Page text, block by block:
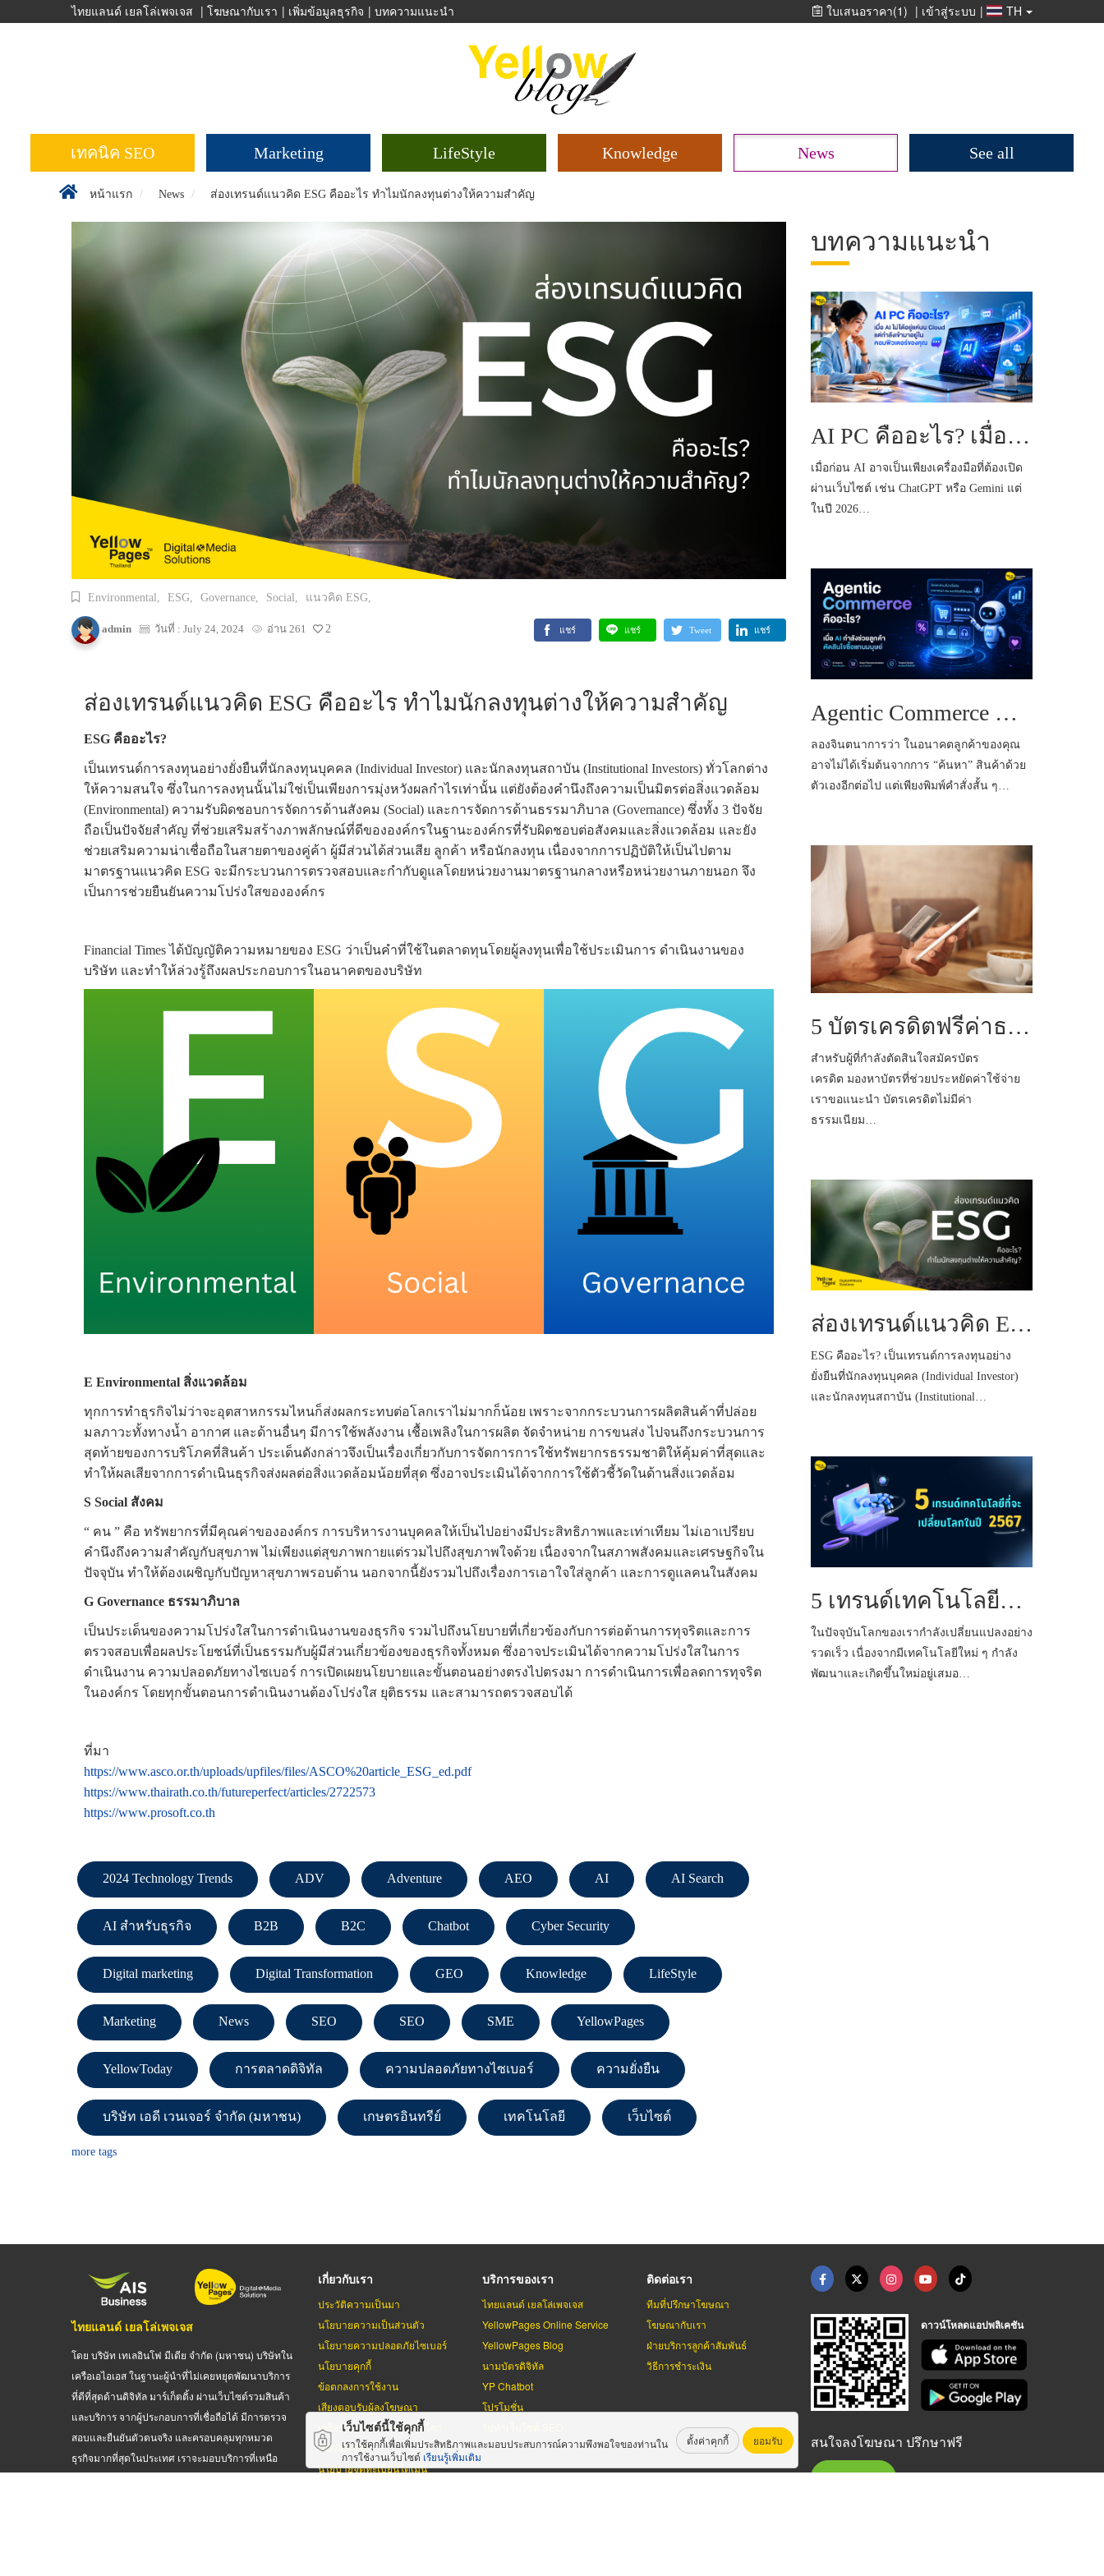
ไทยแลนด์ เยลโล่เพจเจส | โฆษณากับเรา | เพิ่มข้อมูลธุรกิจ | บทความแนะนำ ใบเสนอราคา(1) | เข้าสู่ระบบ | TH
เทคนิค SEO Marketing LifeStyle Knowledge News See all
หน้าแรก News ส่องเทรนด์แนวคิด ESG คืออะไร ทำไมนักลงทุนต่างให้ความสำคัญ
Environmental, ESG, Governance, Social, แนวคิด ESG,
admin วันที่ : July 24, 2024 อ่าน 261 2 แชร์ แชร์ Tweet แชร์
ส่องเทรนด์แนวคิด ESG คืออะไร ทำไมนักลงทุนต่างให้ความสำคัญ
ESG คืออะไร?
เป็นเทรนด์การลงทุนอย่างยั่งยืนที่นักลงทุนบุคคล (Individual Investor) และนักลงทุนสถาบัน (Institutional Investors) ทั่วโลกต่าง
ให้ความสนใจ ซึ่งในการลงทุนนั้นไม่ใช่เป็นเพียงการมุ่งหวังผลกำไรเท่านั้น แต่ยังต้องคำนึงถึงความเป็นมิตรต่อสิ่งแวดล้อม
(Environmental) ความรับผิดชอบการจัดการด้านสังคม (Social) และการจัดการด้านธรรมาภิบาล (Governance) ซึ่งทั้ง 3 ปัจจัย
ถือเป็นปัจจัยสำคัญ ที่ช่วยเสริมสร้างภาพลักษณ์ที่ดีขององค์กรในฐานะองค์กรที่รับผิดชอบต่อสังคมและสิ่งแวดล้อม และยัง
ช่วยเสริมความน่าเชื่อถือในสายตาของคู่ค้า ผู้มีส่วนได้ส่วนเสีย ลูกค้า หรือนักลงทุน เนื่องจากการปฏิบัติให้เป็นไปตาม
มาตรฐานแนวคิด ESG จะมีกระบวนการตรวจสอบและกำกับดูแลโดยหน่วยงานมาตรฐานกลางหรือหน่วยงานภายนอก จึง
เป็นการช่วยยืนยันความโปร่งใสขององค์กร
Financial Times ได้บัญญัติความหมายของ ESG ว่าเป็นคำที่ใช้ในตลาดทุนโดยผู้ลงทุนเพื่อใช้ประเมินการ ดำเนินงานของ
บริษัท และทำให้ล่วงรู้ถึงผลประกอบการในอนาคตของบริษัท
E Environmental สิ่งแวดล้อม
ทุกการทำธุรกิจไม่ว่าจะอุตสาหกรรมไหนก็ส่งผลกระทบต่อโลกเราไม่มากก็น้อย เพราะจากกระบวนการผลิตสินค้าที่ปล่อย
มลภาวะทั้งทางน้ำ อากาศ และด้านอื่นๆ มีการใช้พลังงาน เชื้อเพลิงในการผลิต จัดจำหน่าย การขนส่ง ไปจนถึงกระบวนการ
สุดท้ายของการบริโภคที่สินค้า ประเด็นดังกล่าวจึงเป็นเรื่องเกี่ยวกับการจัดการการใช้ทรัพยากรธรรมชาติให้คุ้มค่าที่สุดและ
ทำให้ผลเสียจากการดำเนินธุรกิจส่งผลต่อสิ่งแวดล้อมน้อยที่สุด ซึ่งอาจประเมินได้จากการใช้ตัวชี้วัดในด้านสิ่งแวดล้อม
S Social สังคม
“ คน ” คือ ทรัพยากรที่มีคุณค่าขององค์กร การบริหารงานบุคคลให้เป็นไปอย่างมีประสิทธิภาพและเท่าเทียม ไม่เอาเปรียบ
คำนึงถึงความสำคัญกับสุขภาพ ไม่เพียงแต่สุขภาพกายแต่รวมไปถึงสุขภาพใจด้วย เนื่องจากในสภาพสังคมและเศรษฐกิจใน
ปัจจุบัน ทำให้ต้องเผชิญกับปัญหาสุขภาพรอบด้าน นอกจากนี้ยังรวมไปถึงเรื่องการเอาใจใส่ลูกค้า และการดูแลคนในสังคม
G Governance ธรรมาภิบาล
เป็นประเด็นของความโปร่งใสในการดำเนินงานของธุรกิจ รวมไปถึงนโยบายที่เกี่ยวข้องกับการต่อต้านการทุจริตและการ
ตรวจสอบเพื่อผลประโยชน์ที่เป็นธรรมกับผู้มีส่วนเกี่ยวข้องของธุรกิจทั้งหมด ซึ่งอาจประเมินได้จากความโปร่งใสในการ
ดำเนินงาน ความปลอดภัยทางไซเบอร์ การเปิดเผยนโยบายและขั้นตอนอย่างตรงไปตรงมา การดำเนินการเพื่อลดการทุจริต
ในองค์กร โดยทุกขั้นตอนการดำเนินงานต้องโปร่งใส ยุติธรรม และสามารถตรวจสอบได้
ที่มา
https://www.asco.or.th/uploads/upfiles/files/ASCO%20article_ESG_ed.pdf
https://www.thairath.co.th/futureperfect/articles/2722573
https://www.prosoft.co.th
บทความแนะนำ
AI PC คืออะไร? เมื่อ AI ไม่ได้อยู่แค่บน Cloud แต่กำลังเข้ามาอยู่ในคอมพิวเตอร์ของคุณ
เมื่อก่อน AI อาจเป็นเพียงเครื่องมือที่ต้องเปิด
ผ่านเว็บไซต์ เช่น ChatGPT หรือ Gemini แต่
ในปี 2026…
Agentic Commerce คืออะไร? เมื่อ AI กำลังช่วยลูกค้าตัดสินใจซื้อแทนมนุษย์
ลองจินตนาการว่า ในอนาคตลูกค้าของคุณ
อาจไม่ได้เริ่มต้นจากการ “ค้นหา” สินค้าด้วย
ตัวเองอีกต่อไป แต่เพียงพิมพ์คำสั่งสั้น ๆ…
5 บัตรเครดิตฟรีค่าธรรมเนียมตลอดชีพน่าใช้ในปี 2568
สำหรับผู้ที่กำลังตัดสินใจสมัครบัตร
เครดิต มองหาบัตรที่ช่วยประหยัดค่าใช้จ่าย
เราขอแนะนำ บัตรเครดิตไม่มีค่า
ธรรมเนียม…
ส่องเทรนด์แนวคิด ESG คืออะไร ทำไมนักลงทุนต่างให้ความสำคัญ
ESG คืออะไร? เป็นเทรนด์การลงทุนอย่าง
ยั่งยืนที่นักลงทุนบุคคล (Individual Investor)
และนักลงทุนสถาบัน (Institutional…
5 เทรนด์เทคโนโลยีที่จะเปลี่ยนโลกในปี 2567
ในปัจจุบันโลกของเรากำลังเปลี่ยนแปลงอย่าง
รวดเร็ว เนื่องจากมีเทคโนโลยีใหม่ ๆ กำลัง
พัฒนาและเกิดขึ้นใหม่อยู่เสมอ…
2024 Technology Trends ADV Adventure AEO AI AI Search
AI สำหรับธุรกิจ B2B B2C Chatbot Cyber Security
Digital marketing Digital Transformation GEO Knowledge LifeStyle
Marketing News SEO SEO SME YellowPages
YellowToday การตลาดดิจิทัล ความปลอดภัยทางไซเบอร์ ความยั่งยืน
บริษัท เอดี เวนเจอร์ จำกัด (มหาชน) เกษตรอินทรีย์ เทคโนโลยี เว็บไซต์
more tags
ไทยแลนด์ เยลโล่เพจเจส
โดย บริษัท เทเลอินโฟ มีเดีย จำกัด (มหาชน) บริษัทใน
เครือเอไอเอส ในฐานะผู้นำที่ไม่เคยหยุดพัฒนาบริการ
ที่ดีที่สุดด้านดิจิทัล มาร์เก็ตติ้ง ผ่านเว็บไซต์รวมสินค้า
และบริการ จากผู้ประกอบการที่เชื่อถือได้ มีการตรวจ
สอบและยืนยันตัวตนจริง และครอบคลุมทุกหมวด
ธุรกิจมากที่สุดในประเทศ เราจะมอบบริการที่เหนือ
เกี่ยวกับเรา
ประวัติความเป็นมา
นโยบายความเป็นส่วนตัว
นโยบายความปลอดภัยไซเบอร์
นโยบายคุกกี้
ข้อตกลงการใช้งาน
เสียงตอบรับผู้ลงโฆษณา
เครือข่ายเยลโล่เพจเจสทั่วโลก
COVID-19
นโยบายจดทะเบียนโดเมน
บริการของเรา
ไทยแลนด์ เยลโล่เพจเจส
YellowPages Online Service
YellowPages Blog
นามบัตรดิจิทัล
YP Chatbot
โปรโมชั่น
ติดต่อเรา
ทีมที่ปรึกษาโฆษณา
โฆษณากับเรา
ฝ่ายบริการลูกค้าสัมพันธ์
วิธีการชำระเงิน
ดาวน์โหลดแอปพลิเคชัน
สนใจลงโฆษณา ปรึกษาฟรี
ต่อ 8615, 8686
เว็บไซต์นี้ใช้คุกกี้
เราใช้คุกกี้เพื่อเพิ่มประสิทธิภาพและมอบประสบการณ์ความพึงพอใจของท่านใน
การใช้งานเว็บไซต์ เรียนรู้เพิ่มเติม
ตั้งค่าคุกกี้ ยอมรับ